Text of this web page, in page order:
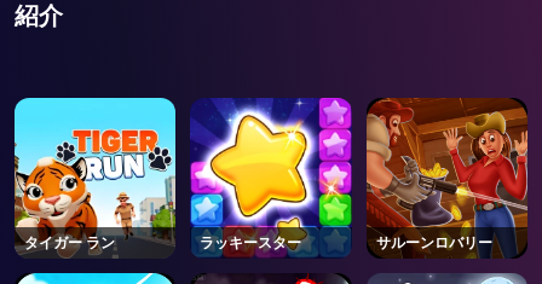
紹介
タイガー ラン ラッキースター サルーンロバリー